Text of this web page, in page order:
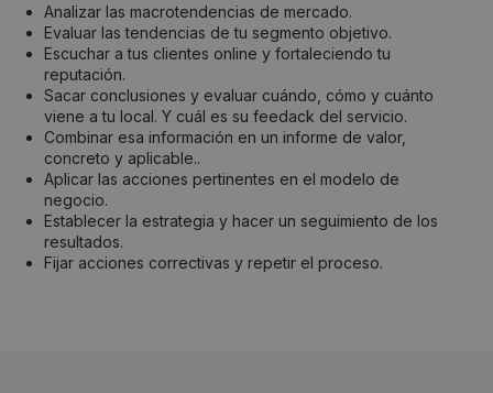
Analizar las macrotendencias de mercado.
Evaluar las tendencias de tu segmento objetivo.
Escuchar a tus clientes online y fortaleciendo tu
reputación.
Sacar conclusiones y evaluar cuándo, cómo y cuánto
viene a tu local. Y cuál es su feedack del servicio.
Combinar esa información en un informe de valor,
concreto y aplicable..
Aplicar las acciones pertinentes en el modelo de
negocio.
Establecer la estrategia y hacer un seguimiento de los
resultados.
Fijar acciones correctivas y repetir el proceso.